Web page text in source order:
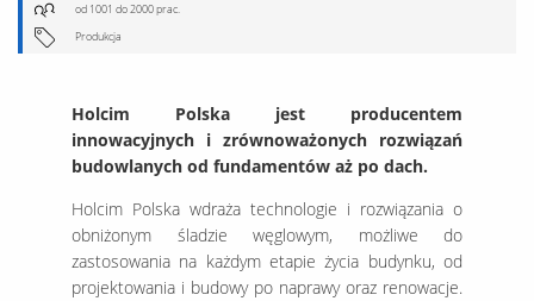
od 1001 do 2000 prac.
Produkcja
Holcim Polska jest producentem
innowacyjnych i zrównoważonych rozwiązań
budowlanych od fundamentów aż po dach.
Holcim Polska wdraża technologie i rozwiązania o
obniżonym śladzie węglowym, możliwe do
zastosowania na każdym etapie życia budynku, od
projektowania i budowy po naprawy oraz renowacje.